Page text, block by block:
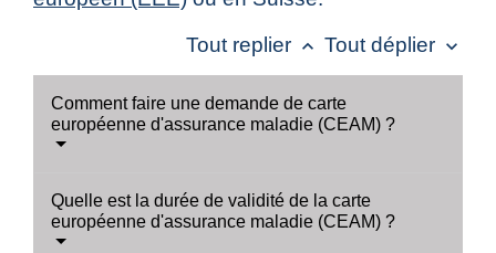
Tout replier keyboard_arrow_up Tout déplier keyboard_arrow_down
Comment faire une demande de carte
européenne d'assurance maladie (CEAM) ?
Quelle est la durée de validité de la carte
européenne d'assurance maladie (CEAM) ?